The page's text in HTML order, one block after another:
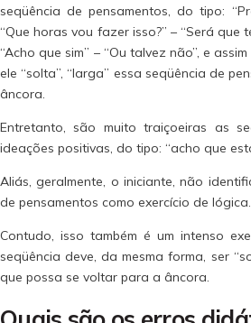
seqüência de pensamentos, do tipo:
“Que horas vou fazer isso?” – “Será que
“Acho que sim” – “Ou talvez não”, e
ele “solta”, “larga” essa seqüência de
âncora.
Entretanto, são muito traiçoeiras as
ideações positivas, do tipo: “acho que
Aliás, geralmente, o iniciante, não
de pensamentos como exercício de lógica.
Contudo, isso também é um intenso
seqüência deve, da mesma forma, ser
que possa se voltar para a âncora.